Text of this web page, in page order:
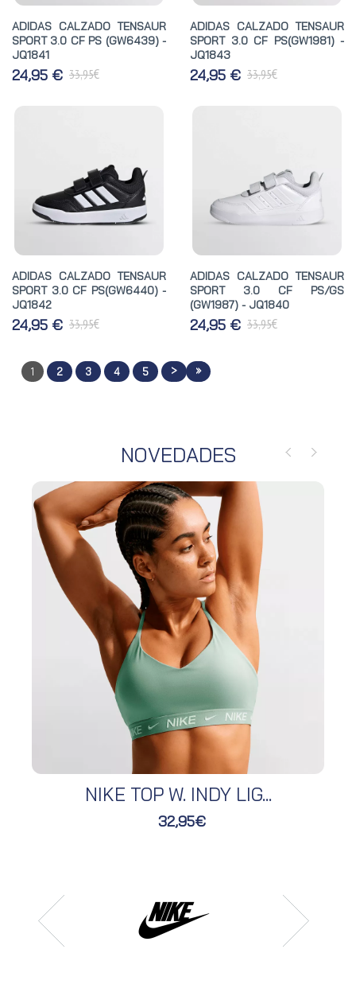
ADIDAS CALZADO TENSAUR
SPORT 3.0 CF PS (GW6439) -
JQ1841
24,95 € 33,95€
ADIDAS CALZADO TENSAUR
SPORT 3.0 CF PS(GW1981) -
JQ1843
24,95 € 33,95€
ADIDAS CALZADO TENSAUR
SPORT 3.0 CF PS(GW6440) -
JQ1842
24,95 € 33,95€
ADIDAS CALZADO TENSAUR
SPORT 3.0 CF PS/GS
(GW1987) - JQ1840
24,95 € 33,95€
1 2 3 4 5 > »
NOVEDADES
NIKE TOP W. INDY LIG...
32,95€